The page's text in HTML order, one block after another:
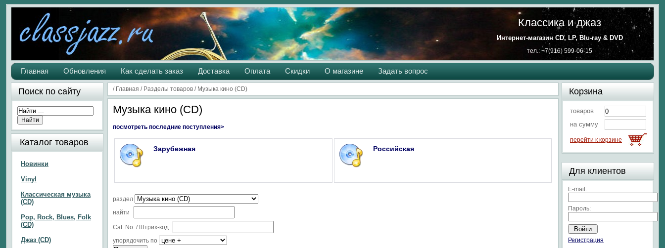
Классика и джаз
Интернет-магазин CD, LP, Blu-ray & DVD
тел.: +7(916) 599-06-15
Главная Обновления Как сделать заказ Доставка Оплата Скидки О магазине Задать вопрос
/ Главная / Разделы товаров / Музыка кино (CD)
Музыка кино (CD)
посмотреть последние поступления>
Зарубежная Российская
раздел
найти
Cat. No. / Штрих-код
упорядочить по
Поиск по сайту
Каталог товаров
Новинки
Vinyl
Классическая музыка
(CD)
Pop, Rock, Blues, Folk
(CD)
Джаз (CD)
Корзина
товаров
на сумму
перейти к корзине
Для клиентов
E-mail:
Пароль:
Регистрация